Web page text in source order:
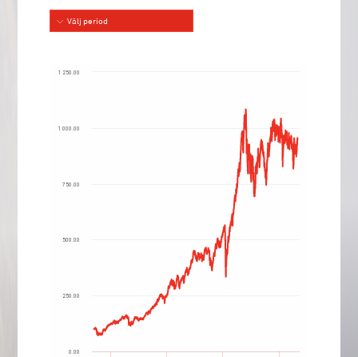
Välj period
0.00
250.00
500.00
750.00
1 000.00
1 250.00